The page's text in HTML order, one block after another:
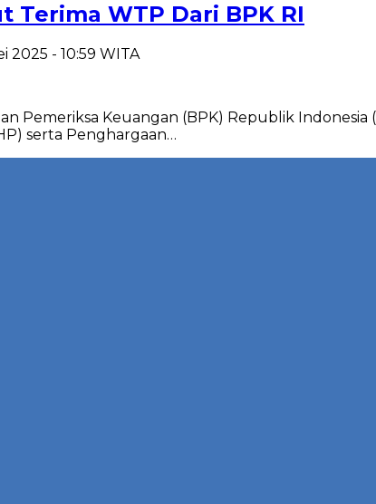
Terima WTP Dari BPK RI
2025 - 10:59 WITA
Pemeriksa Keuangan (BPK) Republik Indonesia
serta Penghargaan…